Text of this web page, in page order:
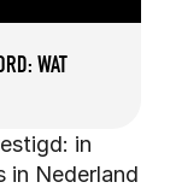
WAT
in
in Nederland